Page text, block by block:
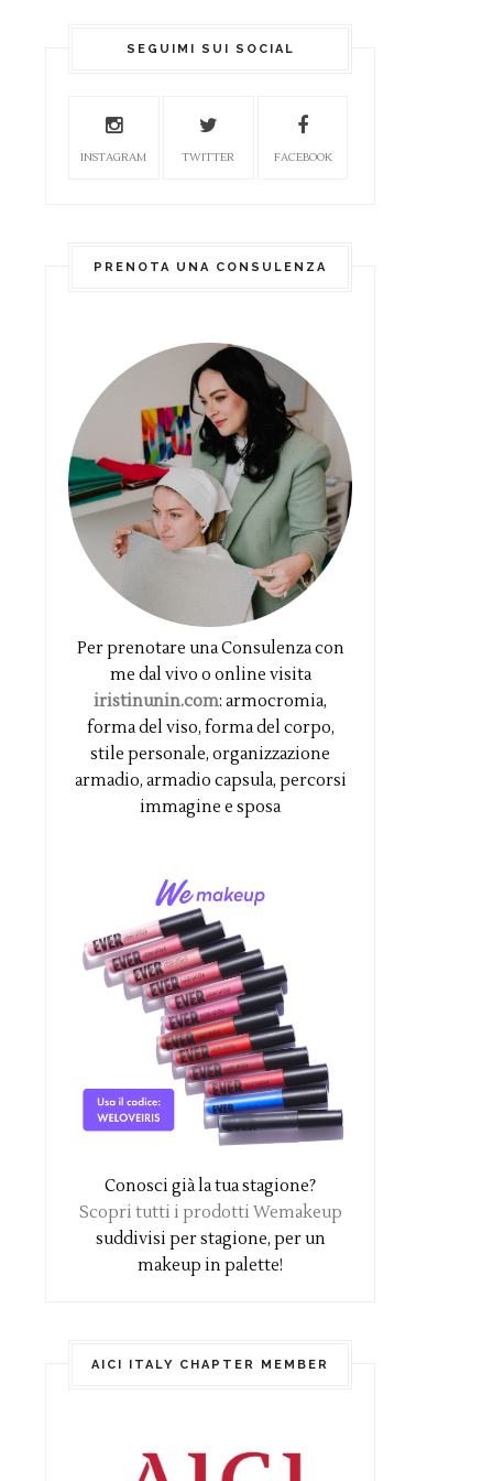
SEGUIMI SUI SOCIAL
INSTAGRAM TWITTER FACEBOOK
PRENOTA UNA CONSULENZA
Per prenotare una Consulenza con
me dal vivo o online visita
iristinunin.com: armocromia,
forma del viso, forma del corpo,
stile personale, organizzazione
armadio, armadio capsula, percorsi
immagine e sposa
Conosci già la tua stagione?
Scopri tutti i prodotti Wemakeup
suddivisi per stagione, per un
makeup in palette!
AICI ITALY CHAPTER MEMBER